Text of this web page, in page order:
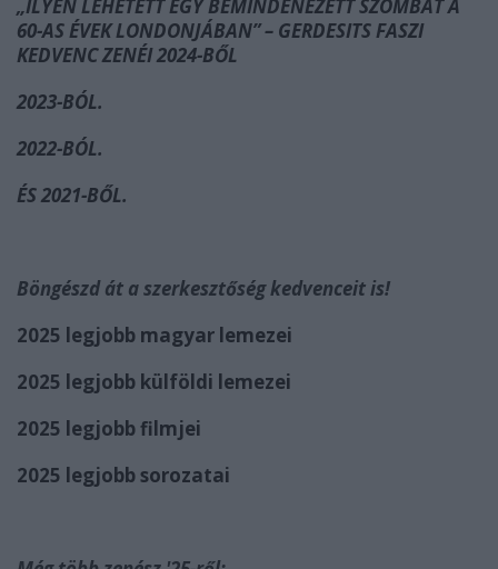
„ILYEN LEHETETT EGY BEMINDENEZETT SZOMBAT A
60-AS ÉVEK LONDONJÁBAN” – GERDESITS FASZI
KEDVENC ZENÉI 2024-BŐL
2023-BÓL.
2022-BÓL.
ÉS 2021-BŐL.
Böngészd át a szerkesztőség kedvenceit is!
2025 legjobb magyar lemezei
2025 legjobb külföldi lemezei
2025 legjobb filmjei
2025 legjobb sorozatai